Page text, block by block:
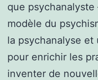
que
modèle du
la psychanalyse
pour enrichir les
inventer de